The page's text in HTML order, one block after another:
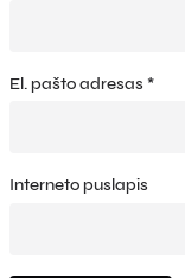
El. pašto adresas *
Interneto puslapis